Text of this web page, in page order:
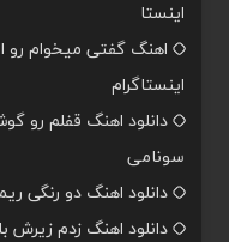
اینستا
اهنگ گفتی میخوام رو
اینستاگرام
دانلود اهنگ قفلم
سونامی
دانلود اهنگ دو رنگی
دانلود اهنگ زدم